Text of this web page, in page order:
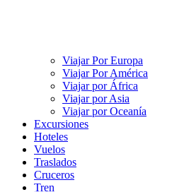
Viajar Por Europa
Viajar Por América
Viajar por África
Viajar por Asia
Viajar por Oceanía
Excursiones
Hoteles
Vuelos
Traslados
Cruceros
Tren